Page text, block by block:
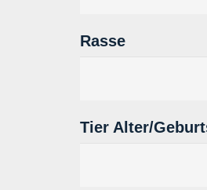
Rasse
Tier Alter/